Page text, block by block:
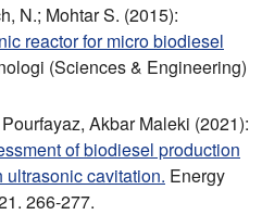
N.; Mohtar S. (2015):
reactor for micro biodiesel
(Sciences & Engineering)
Akbar Maleki (2021):
of biodiesel production
cavitation. Energy
266-277.